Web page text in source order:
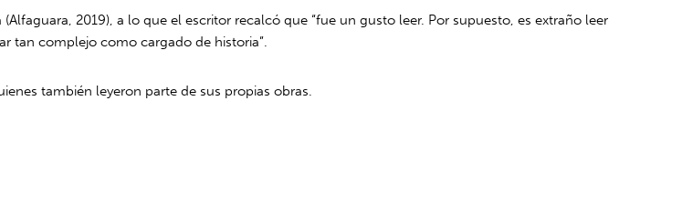
2019), a lo que el escritor recalcó que “fue un gusto leer. Por supuesto, es extraño leer
tan complejo como cargado de historia”.
también leyeron parte de sus propias obras.